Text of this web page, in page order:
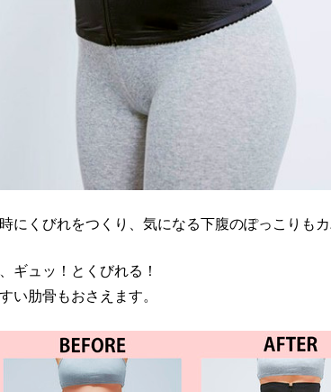
にくびれをつくり、気になる下腹のぽっこりもカ
ギュッ！とくびれる！
い肋骨もおさえます。